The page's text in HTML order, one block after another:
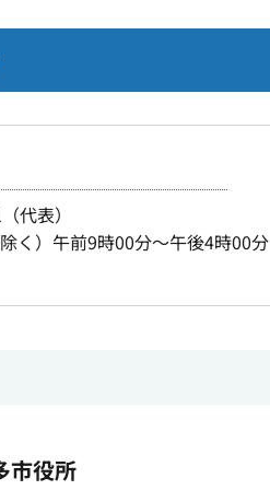
代表）
く）午前9時00分～午後4時00分
市役所